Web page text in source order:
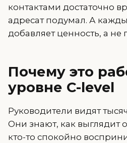
контактами достаточно
адресат подумал. А
добавляет ценность, а не
Почему это
уровне C-level
Руководители видят
Они знают, как выглядит
кто-то спокойно